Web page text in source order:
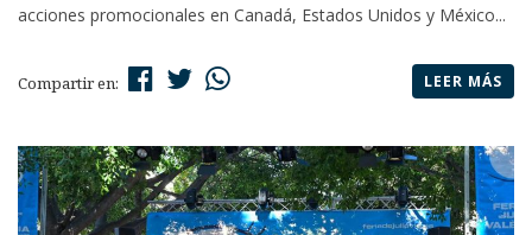
acciones promocionales en Canadá, Estados Unidos y México...
Compartir en: LEER MÁS